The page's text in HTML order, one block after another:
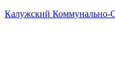
Калужский Коммунально-